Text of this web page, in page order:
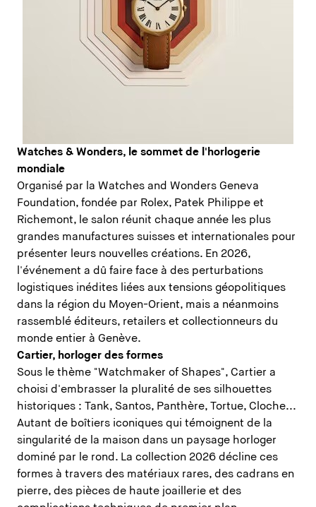
Watches & Wonders, le sommet de l'horlogerie
mondiale
Organisé par la Watches and Wonders Geneva
Foundation, fondée par Rolex, Patek Philippe et
Richemont, le salon réunit chaque année les plus
grandes manufactures suisses et internationales pour
présenter leurs nouvelles créations. En 2026,
l'événement a dû faire face à des perturbations
logistiques inédites liées aux tensions géopolitiques
dans la région du Moyen-Orient, mais a néanmoins
rassemblé éditeurs, retailers et collectionneurs du
monde entier à Genève.
Cartier, horloger des formes
Sous le thème "Watchmaker of Shapes", Cartier a
choisi d'embrasser la pluralité de ses silhouettes
historiques : Tank, Santos, Panthère, Tortue, Cloche...
Autant de boîtiers iconiques qui témoignent de la
singularité de la maison dans un paysage horloger
dominé par le rond. La collection 2026 décline ces
formes à travers des matériaux rares, des cadrans en
pierre, des pièces de haute joaillerie et des